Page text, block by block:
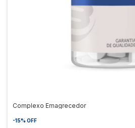
Complexo Emagrecedor
-15% OFF